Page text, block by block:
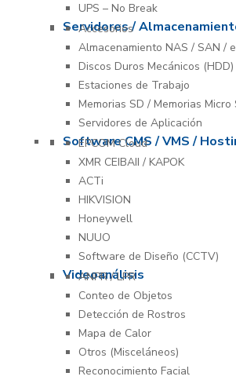
UPS – No Break
Servidores /
Accesorios
Almacenamiento NAS / SAN /
Discos Duros Mecánicos (HDD)
Estaciones de Trabajo
Memorias SD / Memorias Micro
Servidores de Aplicación
Software CMS / VMS /
EPCOM Cloud
XMR CEIBAII / KAPOK
ACTi
HIKVISION
Honeywell
NUUO
Software de Diseño (CCTV)
Videoanálisis
ANPR / LPR
Conteo de Objetos
Detección de Rostros
Mapa de Calor
Otros (Misceláneos)
Reconocimiento Facial